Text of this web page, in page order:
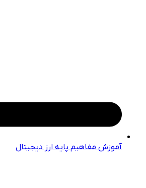
آموزش مفاهیم پایه ارز دیجیتال